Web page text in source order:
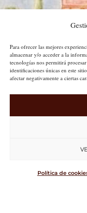
Para ofrecer las mejores
almacenar y/o acceder a la
tecnologías nos permitirá
identificaciones únicas en este
afectar negativamente a ciertas
Política de